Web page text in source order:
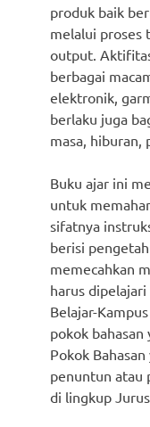
produk baik
melalui proses
output.
berbagai
elektronik,
berlaku juga
masa, hiburan,
Buku ajar ini
untuk
sifatnya
berisi
memecahkan
harus
Belajar-
pokok
Pokok
penuntun atau
di lingkup